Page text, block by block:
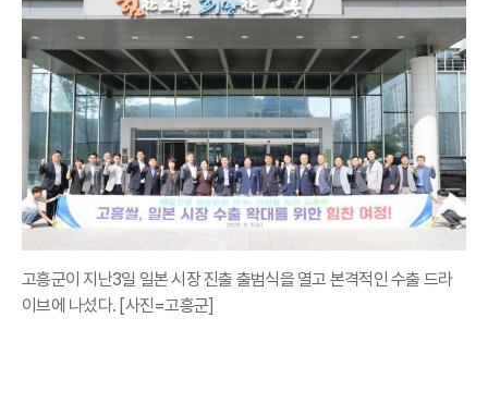
고흥군이 지난3일 일본 시장 진출 출범식을 열고 본격적인 수출 드라
이브에 나섰다. [사진=고흥군]